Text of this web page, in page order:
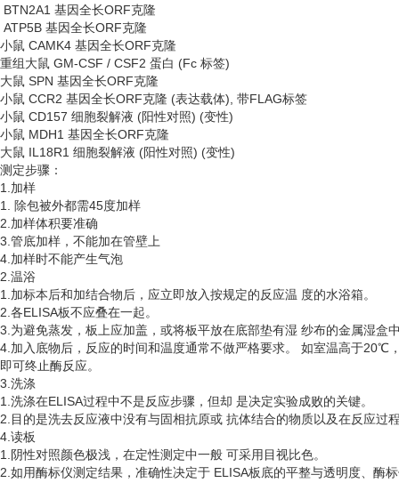
BTN2A1 基因全长ORF克隆
ATP5B 基因全长ORF克隆
小鼠 CAMK4 基因全长ORF克隆
重组大鼠 GM-CSF / CSF2 蛋白 (Fc 标签)
大鼠 SPN 基因全长ORF克隆
小鼠 CCR2 基因全长ORF克隆 (表达载体), 带FLAG标签
小鼠 CD157 细胞裂解液 (阳性对照) (变性)
小鼠 MDH1 基因全长ORF克隆
大鼠 IL18R1 细胞裂解液 (阳性对照) (变性)
测定步骤：
1.加样
1. 除包被外都需45度加样
2.加样体积要准确
3.管底加样，不能加在管壁上
4.加样时不能产生气泡
2.温浴
1.加标本后和加结合物后，应立即放入按规定的反应温 度的水浴箱。
2.各ELISA板不应叠在一起。
3.为避免蒸发，板上应加盖，或将板平放在底部垫有湿 纱布的金属湿盒
4.加入底物后，反应的时间和温度通常不做严格要求。 如室温高于20℃
即可终止酶反应。
3.洗涤
1.洗涤在ELISA过程中不是反应步骤，但却 是决定实验成败的关键。
2.目的是洗去反应液中没有与固相抗原或 抗体结合的物质以及在反应过
4.读板
1.阴性对照颜色极浅，在定性测定中一般 可采用目视比色。
2.如用酶标仪测定结果，准确性决定于 ELISA板底的平整与透明度、酶